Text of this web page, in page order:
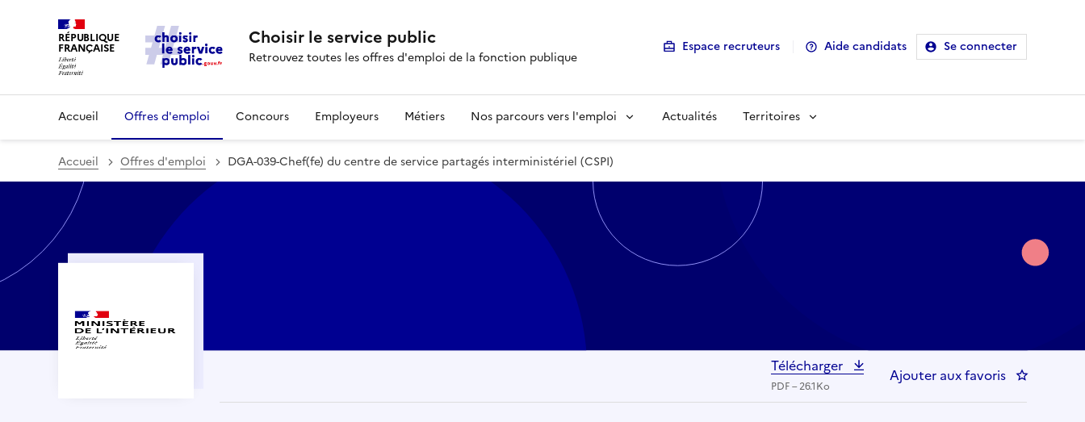
RÉPUBLIQUE
FRANÇAISE Choisir le service public
Retrouvez toutes les offres d'emploi de la fonction publique
Espace recruteurs Aide candidats Se connecter
Accueil Offres d'emploi Concours Employeurs Métiers Nos parcours vers l'emploi Actualités Territoires
Accueil Offres d'emploi DGA-039-Chef(fe) du centre de service partagés interministériel (CSPI)
Télécharger
PDF – 26.1Ko
Ajouter aux favoris : DGA-